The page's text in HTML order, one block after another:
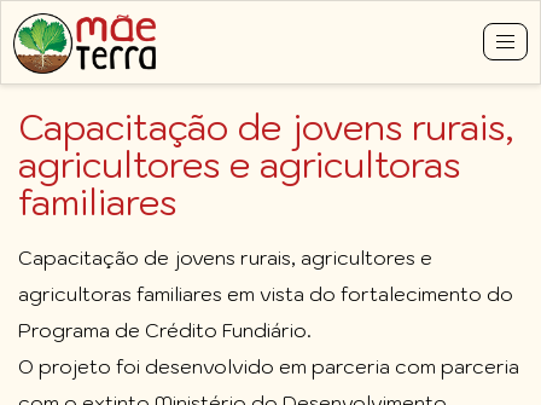
para
conteúdo
principal
Capacitação de jovens rurais,
agricultores e agricultoras
familiares
Capacitação de jovens rurais, agricultores e
agricultoras familiares em vista do fortalecimento do
Programa de Crédito Fundiário.
O projeto foi desenvolvido em parceria com parceria